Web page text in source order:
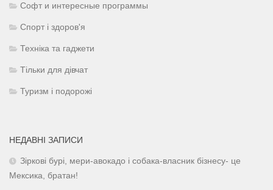
Софт и интересные программы
Спорт і здоров'я
Техніка та гаджети
Тільки для дівчат
Туризм і подорожі
НЕДАВНІ ЗАПИСИ
Зіркові бурі, мери-авокадо і собака-власник бізнесу- це
Мексика, братан!